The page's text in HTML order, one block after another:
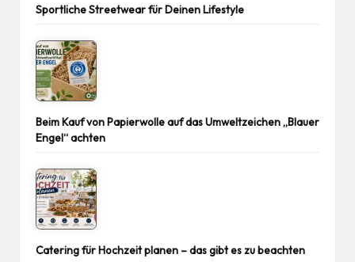
Sportliche Streetwear für Deinen Lifestyle
Beim Kauf von Papierwolle auf das Umweltzeichen „Blauer
Engel“ achten
Catering für Hochzeit planen – das gibt es zu beachten